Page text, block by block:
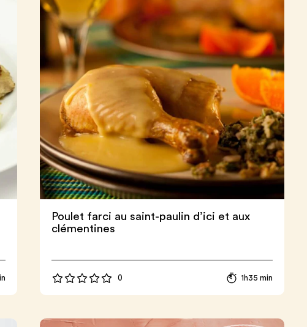
Poulet farci au saint-paulin d’ici et aux
clémentines
0 1h35 min